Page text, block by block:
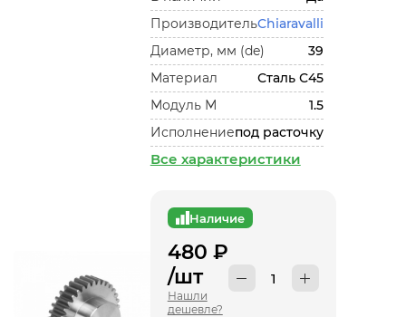
ПроизводительChiaravalli
Диаметр, мм (de)
39
Материал
Сталь С45
Модуль М
1.5
Исполнениепод расточку
Все характеристики
Наличие
480 ₽
/шт
Нашли
дешевле?